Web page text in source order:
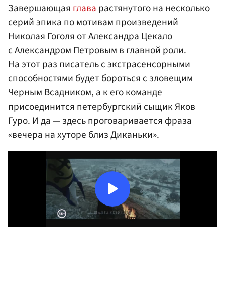
Завершающаяглаварастянутого на несколько
серий эпика по мотивам произведений
Николая Гоголя отАлександра Цекало
сАлександром Петровымв главной роли.
На этот раз писатель с экстрасенсорными
способностями будет бороться с зловещим
Черным Всадником, а к его команде
присоединится петербургский сыщик Яков
Гуро. И да — здесь проговаривается фраза
«вечера на хуторе близ Диканьки».